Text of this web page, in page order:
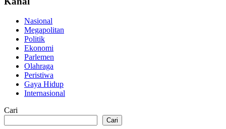
Nasional
Megapolitan
Politik
Ekonomi
Parlemen
Olahraga
Peristiwa
Gaya Hidup
Internasional
Cari
Cari